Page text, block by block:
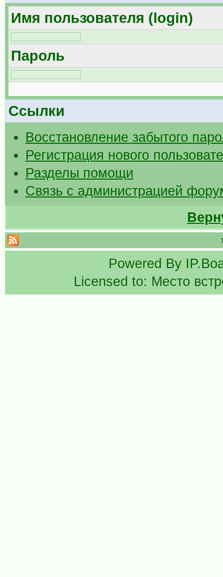
Имя пользователя (login)
Пароль
Ссылки
Восстановление забытого
Регистрация нового
Разделы помощи
Связь с администрацией
Powered By
Licensed to: Место